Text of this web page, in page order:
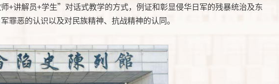
+讲解员+学生”对话式教学的方式，例证和彰显侵华日军的残暴统治及东
罪恶的认识以及对民族精神、抗战精神的认同。